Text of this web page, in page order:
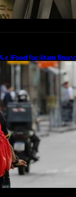
e iFood facilitam
elétricas para